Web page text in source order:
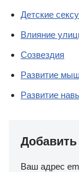
Детские
Влияние
Созвездия
Развитие
Развитие
Ваш адрес